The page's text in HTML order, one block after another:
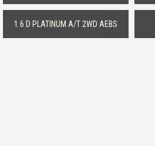
1.6 D PLATINUM A/T 2WD AEBS